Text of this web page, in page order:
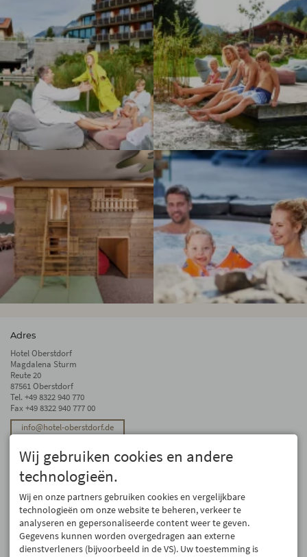
Adres
Hotel Oberstdorf
Magdalena Sturm
Reute 20
87561 Oberstdorf
Tel. +49 8322 940 770
Fax +49 8322 940 777 00
info@hotel-oberstdorf.de
Stay up to date
We will not forward your email address. And we don’t like spam, either. We
promise! You can unsubscribe at any time.
Register
Wij gebruiken cookies en andere
technologieën.
Wij en onze partners gebruiken cookies en vergelijkbare
technologieën om onze website te beheren, verkeer te
analyseren en gepersonaliseerde content weer te geven.
Gegevens kunnen worden overgedragen aan externe
dienstverleners (bijvoorbeeld in de VS). Uw toestemming is